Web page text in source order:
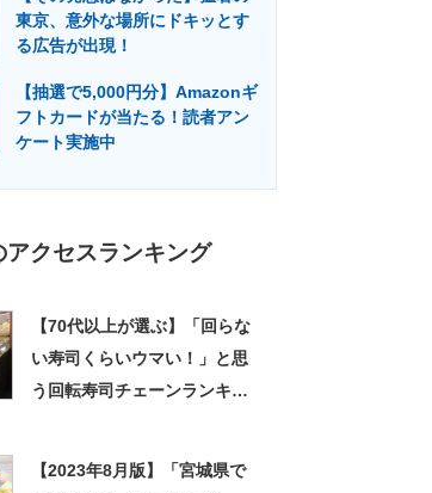
東京、意外な場所にドキッとす
る広告が出現！
【抽選で5,000円分】Amazonギ
フトカードが当たる！読者アン
ケート実施中
アクセスランキング
【70代以上が選ぶ】「回らな
い寿司くらいウマい！」と思
う回転寿司チェーンランキン
【2023年8月版】「宮城県で